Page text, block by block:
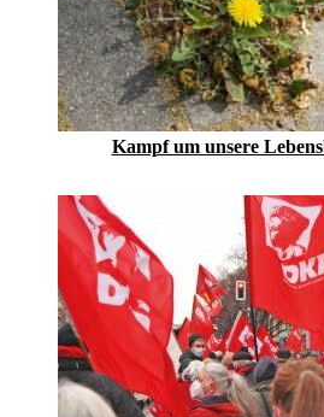
Kampf um unsere